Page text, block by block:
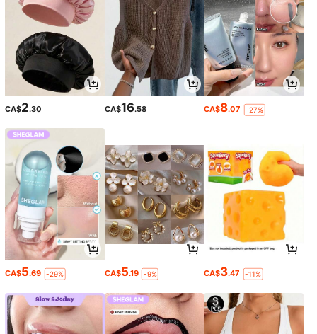
CA$2.30 CA$16.58 CA$8.07 -27%
CA$5.69 -29% CA$5.19 -9% CA$3.47 -11%